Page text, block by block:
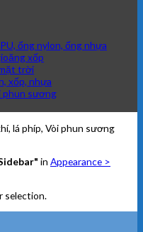
ống nylon, ống nhựa
xốp
trời
xốp, nhựa
phun sương
lá phíp, Vòi phun sương
in Appearance >
selection.